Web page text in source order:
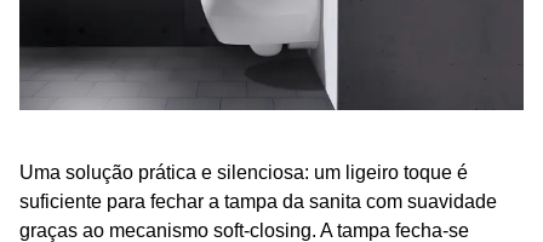
Uma solução prática e silenciosa: um ligeiro toque é
suficiente para fechar a tampa da sanita com suavidade
graças ao mecanismo soft-closing. A tampa fecha-se